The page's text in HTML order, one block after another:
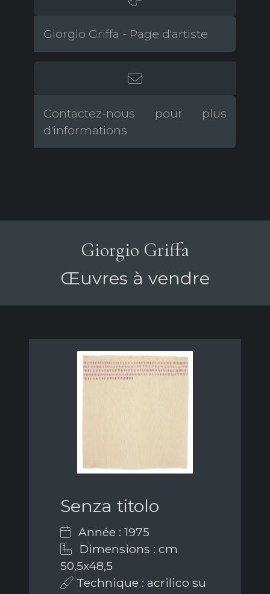
Giorgio Griffa - Page d'artiste
Contactez-nous pour plus
d'informations
Giorgio Griffa
Œuvres à vendre
Senza titolo
Année : 1975
Dimensions : cm
50,5x48,5
Technique : acrilico su